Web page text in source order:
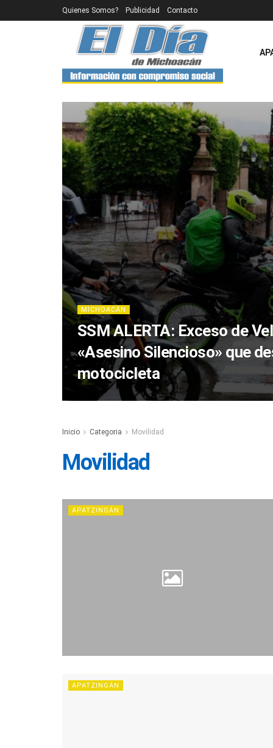
Quienes Somos? Publicidad Contacto
MICHOACÁN
SSM ALERTA: Exceso de
«Asesino Silencioso» que
motocicleta
Inicio Categoria Movilidad
Movilidad
APATZINGÁN
APATZINGÁN